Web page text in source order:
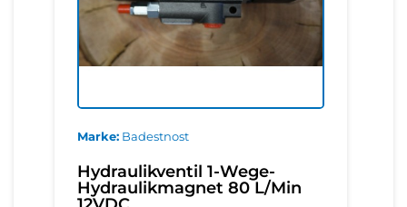
Marke Badestnost
Hydraulikventil 1-Wege-
Hydraulikmagnet 80 L/Min